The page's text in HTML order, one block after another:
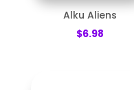
Alku Aliens
$6.98